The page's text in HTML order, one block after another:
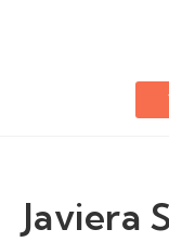
Javiera